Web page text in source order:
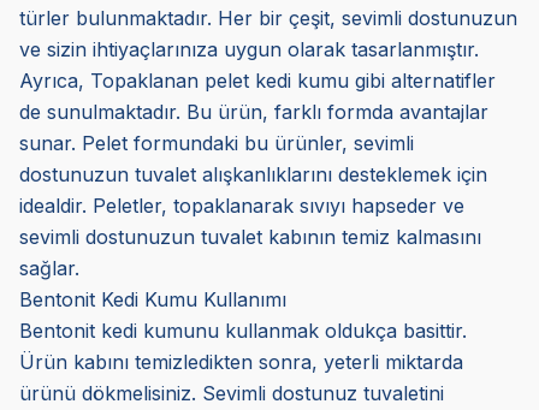
türler bulunmaktadır. Her bir çeşit, sevimli dostunuzun
ve sizin ihtiyaçlarınıza uygun olarak tasarlanmıştır.
Ayrıca, Topaklanan pelet kedi kumu gibi alternatifler
de sunulmaktadır. Bu ürün, farklı formda avantajlar
sunar. Pelet formundaki bu ürünler, sevimli
dostunuzun tuvalet alışkanlıklarını desteklemek için
idealdir. Peletler, topaklanarak sıvıyı hapseder ve
sevimli dostunuzun tuvalet kabının temiz kalmasını
sağlar.
Bentonit Kedi Kumu Kullanımı
Bentonit kedi kumunu kullanmak oldukça basittir.
Ürün kabını temizledikten sonra, yeterli miktarda
ürünü dökmelisiniz. Sevimli dostunuz tuvaletini